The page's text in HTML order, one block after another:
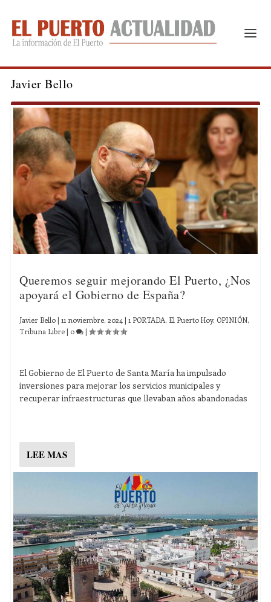
Javier Bello
Queremos seguir mejorando El Puerto, ¿Nos
apoyará el Gobierno de España?
Javier Bello |11 noviembre, 2024 |1 PORTADA, El Puerto Hoy, OPINIÓN,
Tribuna Libre | 0 |
El Gobierno de El Puerto de Santa María ha impulsado
inversiones para mejorar los servicios municipales y
recuperar infraestructuras que llevaban años abandonadas
LEE MAS